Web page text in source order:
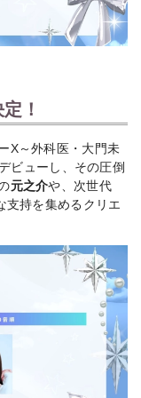
！
X～外科医・大門未
ビューし、その圧倒
元之介や、次世代
支持を集めるクリエ